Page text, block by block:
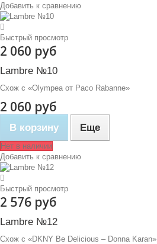
Добавить к сравнению
Быстрый просмотр
2 060 руб
Lambre №10
Схож с «Olympea от Paco Rabanne»
2 060 руб
В корзину Еще
Нет в наличии
Добавить к сравнению
Быстрый просмотр
2 576 руб
Lambre №12
Схож с «DKNY Be Delicious – Donna Karan»